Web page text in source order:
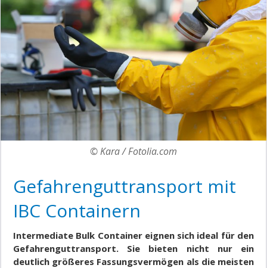
© Kara / Fotolia.com
Gefahrenguttransport mit
IBC Containern
Intermediate Bulk Container eignen sich ideal für den
Gefahrenguttransport. Sie bieten nicht nur ein
deutlich größeres Fassungsvermögen als die meisten